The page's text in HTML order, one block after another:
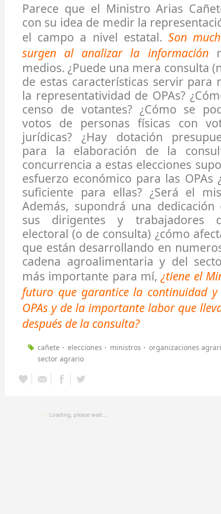
Parece que el Ministro Arias
con su idea de medir la
el campo a nivel estatal.Son
surgen al analizar la información
medios. ¿Puede una mera consulta
de estas características servir para
la representatividad de OPAs?
censo de votantes? ¿Cómo se
votos de personas físicas con
jurídicas? ¿Hay dotación
para la elaboración de la
concurrencia a estas elecciones
esfuerzo económico para las OPAs
suficiente para ellas? ¿Será el
Además, supondrá una dedicación
sus dirigentes y trabajadores
electoral (o de consulta) ¿cómo
que están desarrollando en
cadena agroalimentaria y del
más importante para mí,¿tiene el
futuro que garantice la continuidad
OPAs y de la importante labor que
después de la consulta?
cañete elecciones ministros
organizaciones
sector agrario
Loading, please wait...